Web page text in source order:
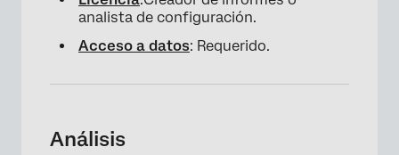
analista de configuración.
Acceso a datos: Requerido.
Análisis